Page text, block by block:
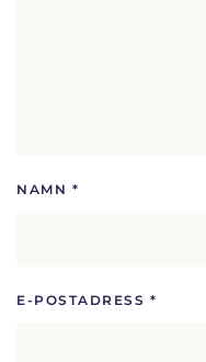
NAMN *
E-POSTADRESS *